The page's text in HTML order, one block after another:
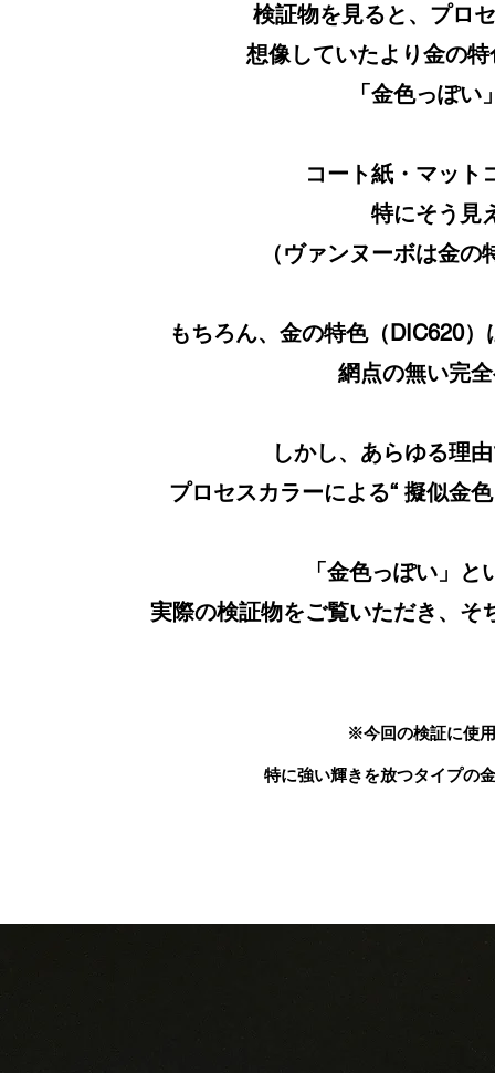
検証物を見ると、プロ
想像していたより金の
「金色っぽ
コート紙・マット
特にそう見
（ヴァンヌーボは金
もちろん、金の特色（DIC620
網点の無い完
しかし、あらゆる理
プロセスカラーによる“ 擬似金
「金色っぽい」
実際の検証物をご覧いただき、そ
※今回の検証に使
特に強い輝きを放つタイプの